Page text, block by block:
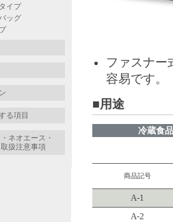
ファスナー
容易です。
■用途
冷蔵食
商品記号
A-1
A-2
イプ
ッグ
る項目
ネオエース・
扱注意事項